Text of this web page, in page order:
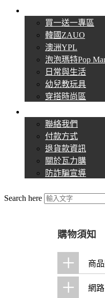
買一送一專區
韓國ZAUO
澳洲YPL
泡泡瑪特Pop
日常與生活
幼兒教玩具
穿搭時尚區
聯絡我們
付款方式
退貨款資訊
關於瓦力購
防詐騙宣導
Search here
購物須知
+ 商
+ 網